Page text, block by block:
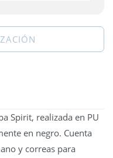
Spirit, realizada en PU
en negro. Cuenta
y correas para